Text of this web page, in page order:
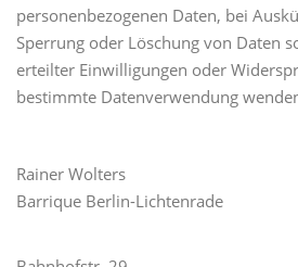
personenbezogenen Daten, bei
Sperrung oder Löschung von Daten
erteilter Einwilligungen oder
bestimmte Datenverwendung
Rainer Wolters
Barrique Berlin-Lichtenrade